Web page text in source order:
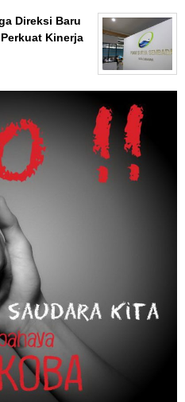
Direksi Baru
Kinerja